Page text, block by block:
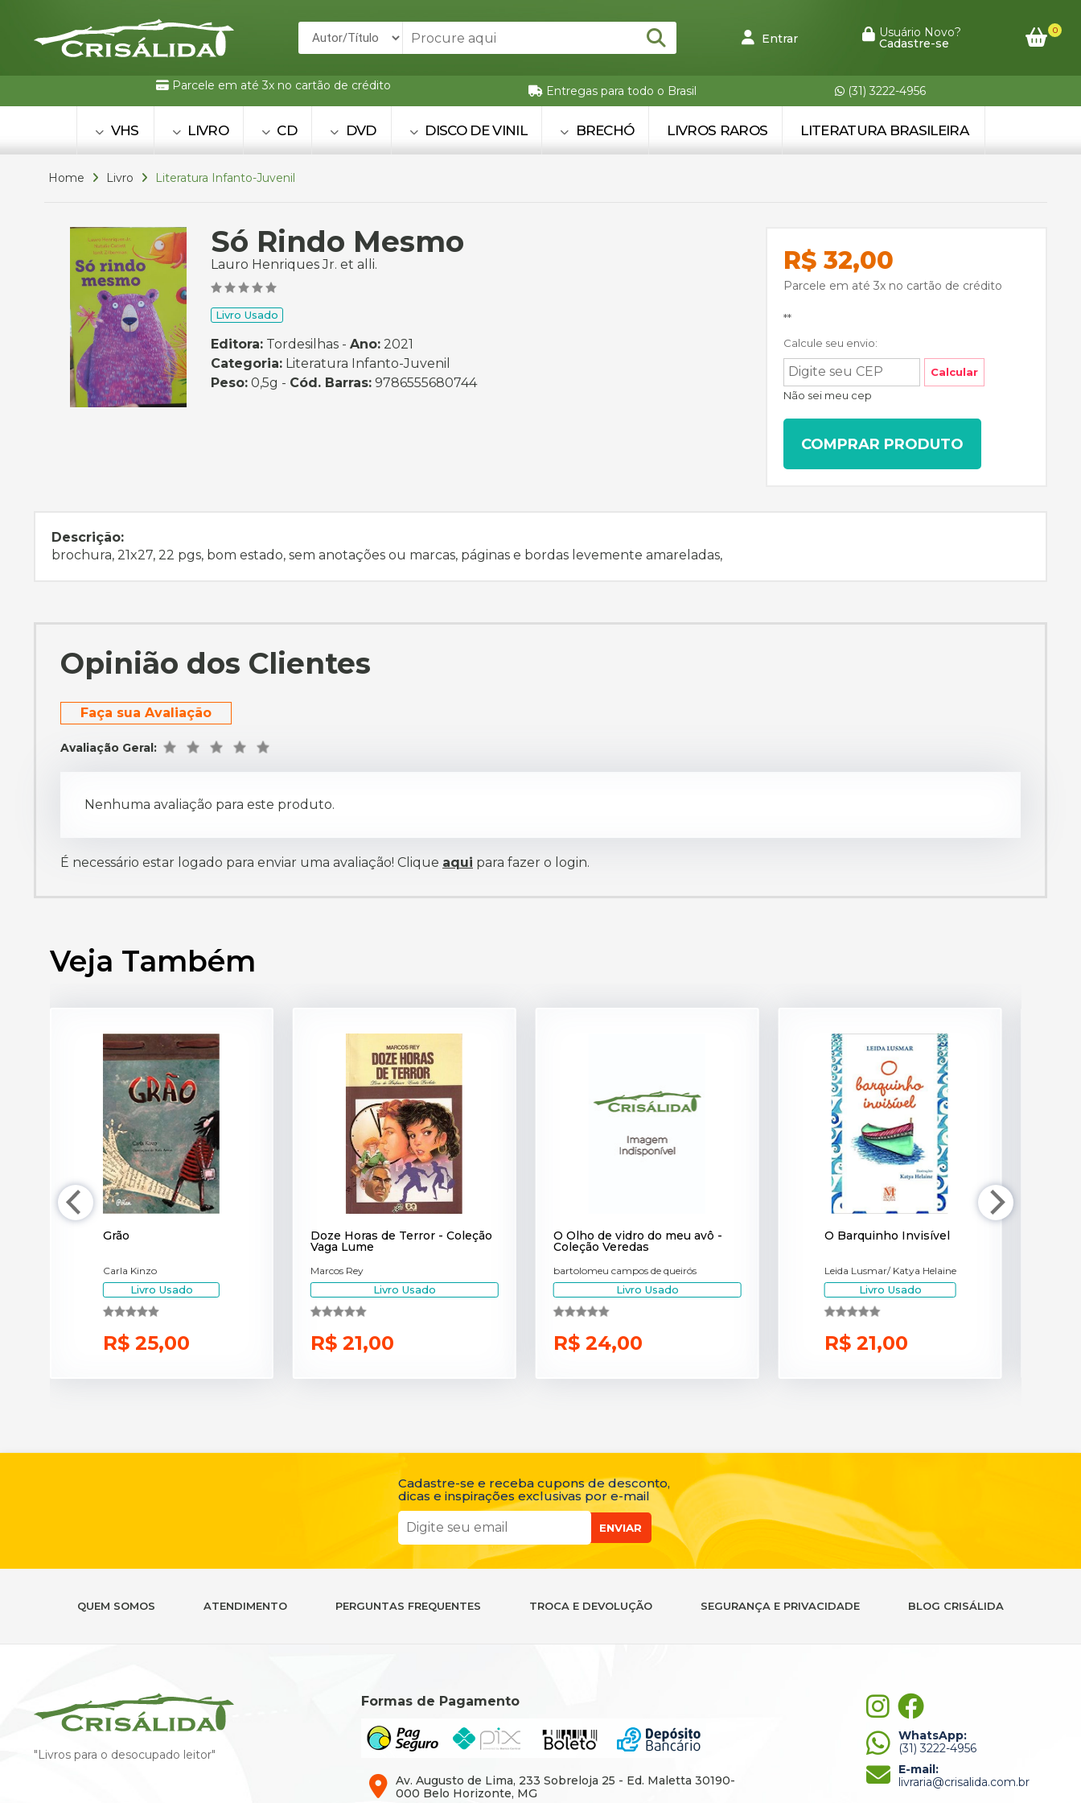
Entrar Usuário Novo?
Cadastre-se
0
Parcele em até 3x no cartão de crédito Entregas para todo o Brasil (31) 3222-4956
VHS LIVRO CD DVD DISCO DE VINIL BRECHÓ LIVROS RAROS LITERATURA BRASILEIRA
Home Livro Literatura Infanto-Juvenil
Só Rindo Mesmo
Lauro Henriques Jr. et alli.
Livro Usado
Editora: Tordesilhas - Ano: 2021
Categoria: Literatura Infanto-Juvenil
Peso: 0,5g - Cód. Barras: 9786555680744
R$ 32,00
Parcele em até 3x no cartão de crédito
**
Calcule seu envio:
Calcular
Não sei meu cep
COMPRAR PRODUTO
Descrição:
brochura, 21x27, 22 pgs, bom estado, sem anotações ou marcas, páginas e bordas levemente amareladas,
Opinião dos Clientes
Faça sua Avaliação
Avaliação Geral:
Nenhuma avaliação para este produto.
É necessário estar logado para enviar uma avaliação! Clique aqui para fazer o login.
Veja Também
Grão
Carla Kinzo
Livro Usado
R$ 25,00
Doze Horas de Terror - Coleção
Vaga Lume
Marcos Rey
Livro Usado
R$ 21,00
O Olho de vidro do meu avô -
Coleção Veredas
bartolomeu campos de queirós
Livro Usado
R$ 24,00
O Barquinho Invisível
Leida Lusmar/ Katya Helaine
Livro Usado
R$ 21,00
Cadastre-se e receba cupons de desconto,
dicas e inspirações exclusivas por e-mail
ENVIAR
QUEM SOMOS ATENDIMENTO PERGUNTAS FREQUENTES TROCA E DEVOLUÇÃO SEGURANÇA E PRIVACIDADE BLOG CRISÁLIDA
"Livros para o desocupado leitor"
Formas de Pagamento
Av. Augusto de Lima, 233 Sobreloja 25 - Ed. Maletta 30190-
000 Belo Horizonte, MG
WhatsApp:
(31) 3222-4956
E-mail:
livraria@crisalida.com.br